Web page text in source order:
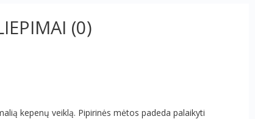
(0)
kepenų veiklą. Pipirinės mėtos padeda palaikyti